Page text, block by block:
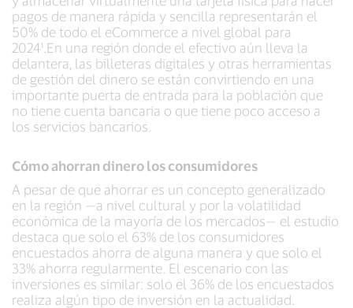
pagos de manera rápida y sencilla representarán el
50% de todo el eCommerce a nivel global para
2024¹.En una región donde el efectivo aún lleva la
delantera, las billeteras digitales y otras herramientas
de gestión del dinero se están convirtiendo en una
importante puerta de entrada para la población que
no tiene cuenta bancaria o que tiene poco acceso a
los servicios bancarios.
Cómo ahorran dinero los consumidores
A pesar de que ahorrar es un concepto generalizado
en la región —a nivel cultural y por la volatilidad
económica de la mayoría de los mercados— el estudio
destaca que solo el 63% de los consumidores
encuestados ahorra de alguna manera y que solo el
33% ahorra regularmente. El escenario con las
inversiones es similar: solo el 36% de los encuestados
realiza algún tipo de inversión en la actualidad.